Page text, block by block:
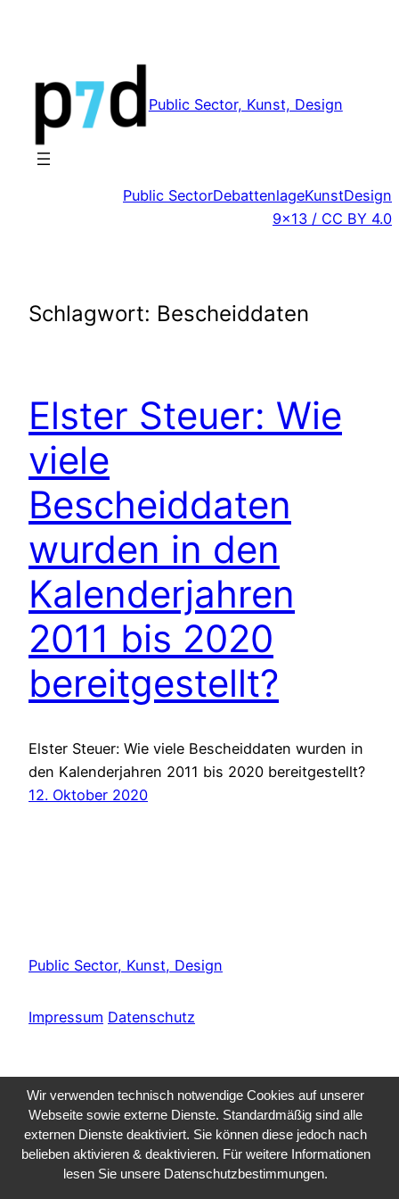
Public Sector, Kunst, Design
Public SectorDebattenlageKunstDesign
9×13 / CC BY 4.0
Schlagwort: Bescheiddaten
Elster Steuer: Wie
viele
Bescheiddaten
wurden in den
Kalenderjahren
2011 bis 2020
bereitgestellt?
Elster Steuer: Wie viele Bescheiddaten wurden in
den Kalenderjahren 2011 bis 2020 bereitgestellt?
12. Oktober 2020
Public Sector, Kunst, Design
Impressum Datenschutz
Wir verwenden technisch notwendige Cookies auf unserer
Webseite sowie externe Dienste. Standardmäßig sind alle
externen Dienste deaktiviert. Sie können diese jedoch nach
belieben aktivieren & deaktivieren. Für weitere Informationen
lesen Sie unsere Datenschutzbestimmungen.